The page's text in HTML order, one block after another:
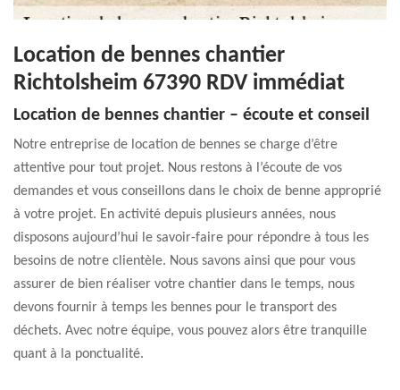
Location de bennes chantier
Richtolsheim 67390 RDV immédiat
Location de bennes chantier – écoute et conseil
Notre entreprise de location de bennes se charge d’être
attentive pour tout projet. Nous restons à l’écoute de vos
demandes et vous conseillons dans le choix de benne approprié
à votre projet. En activité depuis plusieurs années, nous
disposons aujourd’hui le savoir-faire pour répondre à tous les
besoins de notre clientèle. Nous savons ainsi que pour vous
assurer de bien réaliser votre chantier dans le temps, nous
devons fournir à temps les bennes pour le transport des
déchets. Avec notre équipe, vous pouvez alors être tranquille
quant à la ponctualité.